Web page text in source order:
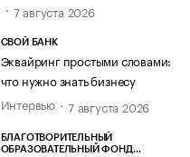
7 августа 2026
СВОЙ БАНК
Эквайринг простыми словами:
что нужно знать бизнесу
Интервью
7 августа 2026
БЛАГОТВОРИТЕЛЬНЫЙ
ОБРАЗОВАТЕЛЬНЫЙ ФОНД